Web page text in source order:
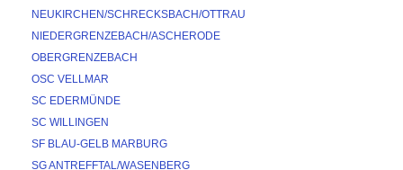
NEUKIRCHEN/SCHRECKSBACH/OTTRAU
NIEDERGRENZEBACH/ASCHERODE
OBERGRENZEBACH
OSC VELLMAR
SC EDERMÜNDE
SC WILLINGEN
SF BLAU-GELB MARBURG
SG ANTREFFTAL/WASENBERG